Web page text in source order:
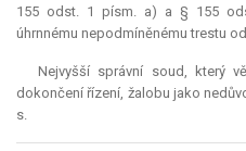
155 odst. 1 písm. a) a § 155
úhrnnému nepodmíněnému trestu
Nejvyšší správní soud, který
dokončení řízení, žalobu jako
s.